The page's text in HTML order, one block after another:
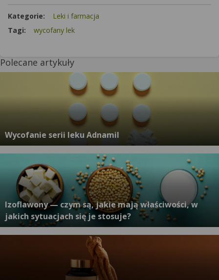
Kategorie:
Leki i farmacja
Tagi:
wycofany lek
Polecane artykuły
Wycofanie serii leku Adnamil
Izoflawony — czym są, jakie mają właściwości, w
jakich sytuacjach się je stosuje?